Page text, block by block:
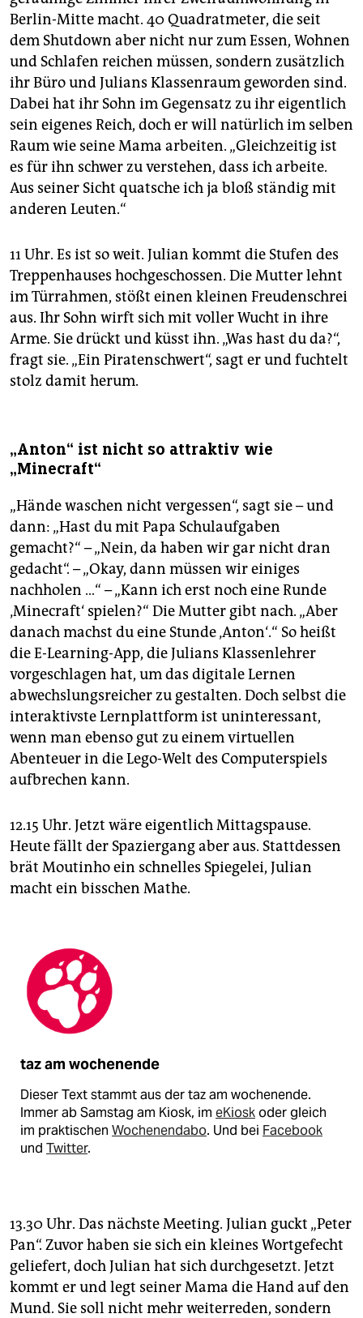
Berlin-Mitte macht. 40 Quadratmeter, die seit
dem Shutdown aber nicht nur zum Essen, Wohnen
und Schlafen reichen müssen, sondern zusätzlich
ihr Büro und Julians Klassenraum geworden sind.
Dabei hat ihr Sohn im Gegensatz zu ihr eigentlich
sein eigenes Reich, doch er will natürlich im selben
Raum wie seine Mama arbeiten. „Gleichzeitig ist
es für ihn schwer zu verstehen, dass ich arbeite.
Aus seiner Sicht quatsche ich ja bloß ständig mit
anderen Leuten.“
11 Uhr. Es ist so weit. Julian kommt die Stufen des
Treppenhauses hochgeschossen. Die Mutter lehnt
im Türrahmen, stößt einen kleinen Freudenschrei
aus. Ihr Sohn wirft sich mit voller Wucht in ihre
Arme. Sie drückt und küsst ihn. „Was hast du da?“,
fragt sie. „Ein Piratenschwert“, sagt er und fuchtelt
stolz damit herum.
„Anton“ ist nicht so attraktiv wie
„Minecraft“
„Hände waschen nicht vergessen“, sagt sie – und
dann: „Hast du mit Papa Schulaufgaben
gemacht?“ – „Nein, da haben wir gar nicht dran
gedacht“. – „Okay, dann müssen wir einiges
nachholen …“ – „Kann ich erst noch eine Runde
‚Minecraft‘ spielen?“ Die Mutter gibt nach. „Aber
danach machst du eine Stunde ‚Anton‘.“ So heißt
die E-Learning-App, die Julians Klassenlehrer
vorgeschlagen hat, um das digitale Lernen
abwechslungsreicher zu gestalten. Doch selbst die
interaktivste Lernplattform ist uninteressant,
wenn man ebenso gut zu einem virtuellen
Abenteuer in die Lego-Welt des Computerspiels
aufbrechen kann.
12.15 Uhr. Jetzt wäre eigentlich Mittagspause.
Heute fällt der Spaziergang aber aus. Stattdessen
brät Moutinho ein schnelles Spiegelei, Julian
macht ein bisschen Mathe.
taz am wochenende
Dieser Text stammt aus der taz am wochenende.
Immer ab Samstag am Kiosk, im eKioskoder gleich
im praktischen Wochenendabo. Und bei Facebook
und Twitter.
13.30 Uhr. Das nächste Meeting. Julian guckt „Peter
Pan“. Zuvor haben sie sich ein kleines Wortgefecht
geliefert, doch Julian hat sich durchgesetzt. Jetzt
kommt er und legt seiner Mama die Hand auf den
Mund. Sie soll nicht mehr weiterreden, sondern